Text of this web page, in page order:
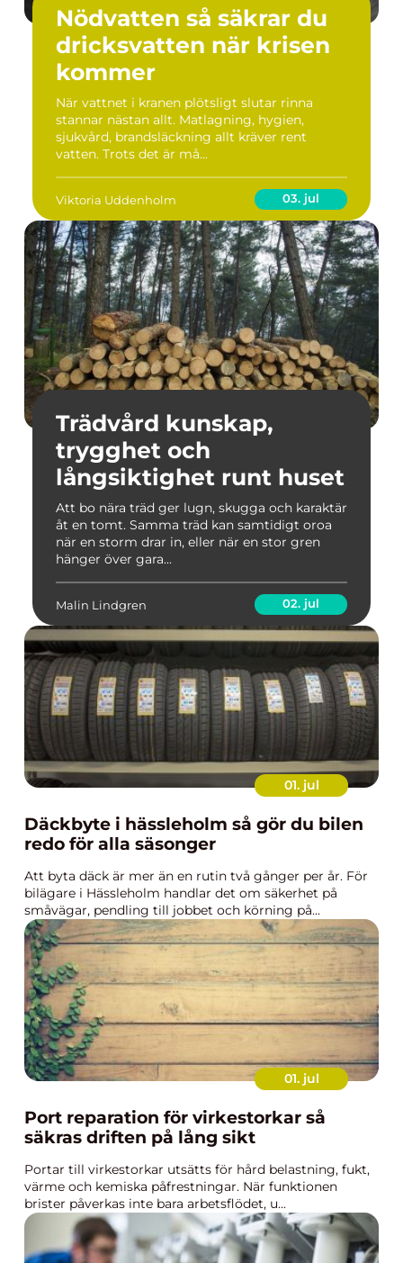
Nödvatten så säkrar du
dricksvatten när krisen
kommer
När vattnet i kranen plötsligt slutar rinna
stannar nästan allt. Matlagning, hygien,
sjukvård, brandsläckning allt kräver rent
vatten. Trots det är må...
Viktoria Uddenholm 03. jul
Trädvård kunskap,
trygghet och
långsiktighet runt huset
Att bo nära träd ger lugn, skugga och karaktär
åt en tomt. Samma träd kan samtidigt oroa
när en storm drar in, eller när en stor gren
hänger över gara...
Malin Lindgren 02. jul
01. jul
Däckbyte i hässleholm så gör du bilen
redo för alla säsonger
Att byta däck är mer än en rutin två gånger per år. För
bilägare i Hässleholm handlar det om säkerhet på
småvägar, pendling till jobbet och körning på...
01. jul
Port reparation för virkestorkar så
säkras driften på lång sikt
Portar till virkestorkar utsätts för hård belastning, fukt,
värme och kemiska påfrestningar. När funktionen
brister påverkas inte bara arbetsflödet, u...